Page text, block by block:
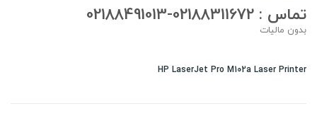
تماس : 02188311672-02188491013
بدون مالیات
HP LaserJet Pro M102a Laser Printer